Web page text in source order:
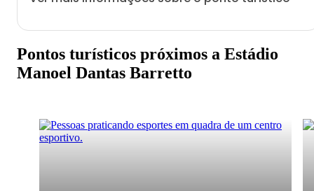
Pontos turísticos próximos a Estádio
Manoel Dantas Barretto